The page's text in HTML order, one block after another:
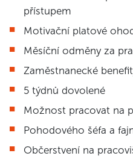
přístupem
Motivační platové
Měsíční odměny za
Zaměstnanecké
5 týdnů dovolené
Možnost pracovat na
Pohodového šéfa a
Občerstvení na